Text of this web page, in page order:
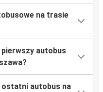
na trasie
autobus
autobus na